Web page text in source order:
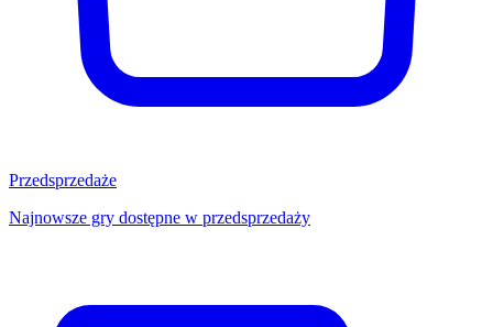
Przedsprzedaże
Najnowsze gry dostępne w przedsprzedaży